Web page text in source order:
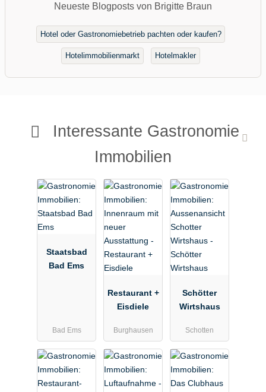
Interessante Gastronomie
Immobilien
Staatsbad
Bad Ems
Bad Ems
Restaurant +
Eisdiele
Burghausen
Schötter
Wirtshaus
Schotten
Neueste Blogposts von Brigitte Braun
Hotel oder Gastronomiebetrieb pachten oder kaufen?
Hotelimmobilienmarkt Hotelmakler